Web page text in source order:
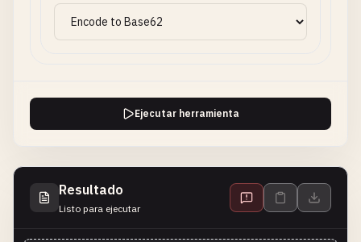
Ejecutar herramienta
Resultado
Listo para ejecutar